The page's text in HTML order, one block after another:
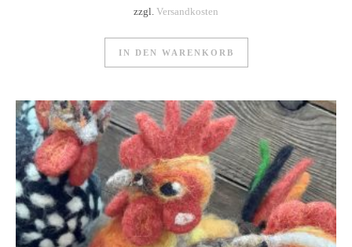
zzgl. Versandkosten
IN DEN WARENKORB